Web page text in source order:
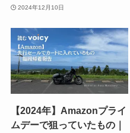
2024年12月10日
【2024年】Amazonプライ
ムデーで狙っていたもの｜